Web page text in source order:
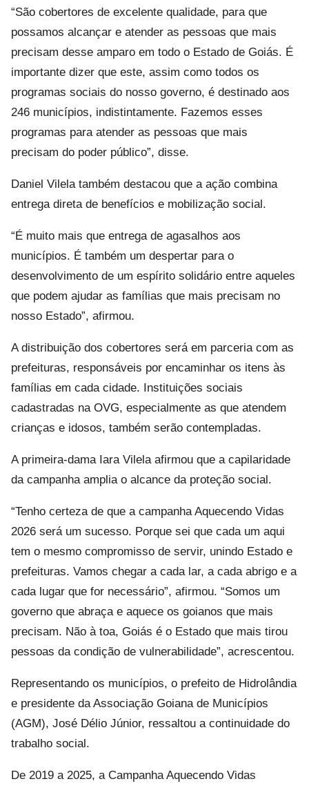
“São cobertores de excelente qualidade, para que
possamos alcançar e atender as pessoas que mais
precisam desse amparo em todo o Estado de Goiás. É
importante dizer que este, assim como todos os
programas sociais do nosso governo, é destinado aos
246 municípios, indistintamente. Fazemos esses
programas para atender as pessoas que mais
precisam do poder público”, disse.
Daniel Vilela também destacou que a ação combina
entrega direta de benefícios e mobilização social.
“É muito mais que entrega de agasalhos aos
municípios. É também um despertar para o
desenvolvimento de um espírito solidário entre aqueles
que podem ajudar as famílias que mais precisam no
nosso Estado”, afirmou.
A distribuição dos cobertores será em parceria com as
prefeituras, responsáveis por encaminhar os itens às
famílias em cada cidade. Instituições sociais
cadastradas na OVG, especialmente as que atendem
crianças e idosos, também serão contempladas.
A primeira-dama Iara Vilela afirmou que a capilaridade
da campanha amplia o alcance da proteção social.
“Tenho certeza de que a campanha Aquecendo Vidas
2026 será um sucesso. Porque sei que cada um aqui
tem o mesmo compromisso de servir, unindo Estado e
prefeituras. Vamos chegar a cada lar, a cada abrigo e a
cada lugar que for necessário”, afirmou. “Somos um
governo que abraça e aquece os goianos que mais
precisam. Não à toa, Goiás é o Estado que mais tirou
pessoas da condição de vulnerabilidade”, acrescentou.
Representando os municípios, o prefeito de Hidrolândia
e presidente da Associação Goiana de Municípios
(AGM), José Délio Júnior, ressaltou a continuidade do
trabalho social.
De 2019 a 2025, a Campanha Aquecendo Vidas